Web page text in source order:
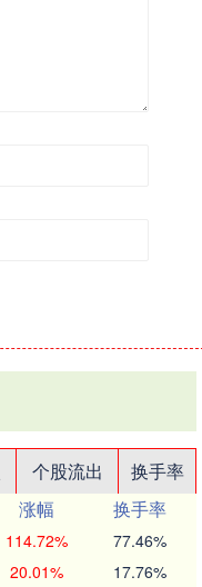
个股流出
换手率
涨幅
换手率
114.72% 77.46%
20.01% 17.76%